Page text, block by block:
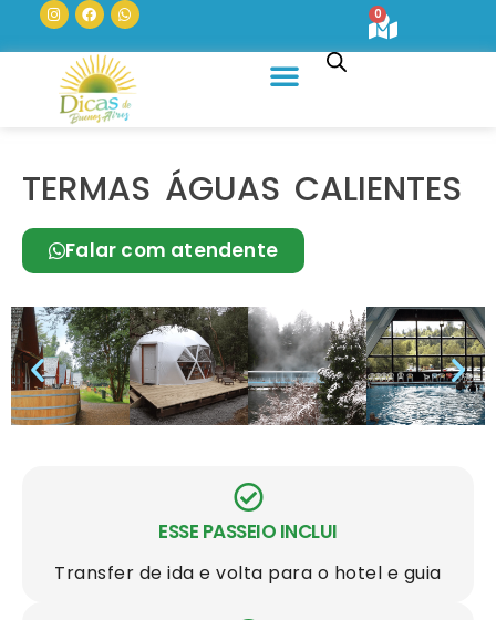
0
TERMAS ÁGUAS CALIENTES
Falar com atendente
ESSE PASSEIO INCLUI
Transfer de ida e volta para o hotel e guia